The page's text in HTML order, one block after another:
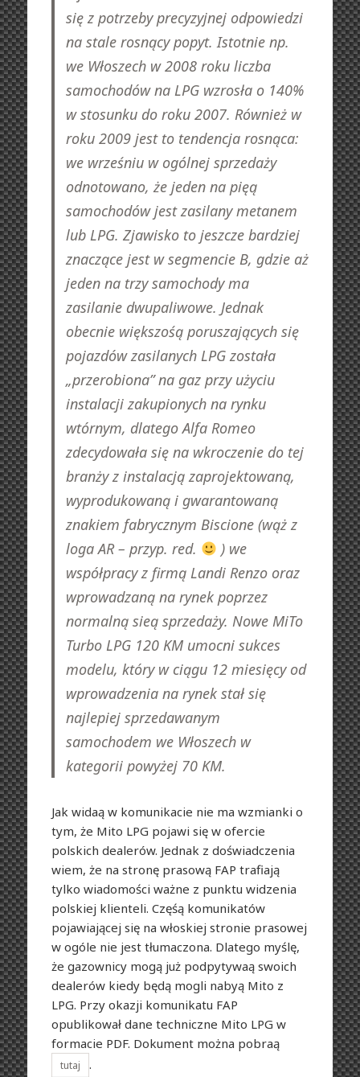
się z potrzeby precyzyjnej odpowiedzi
na stale rosnący popyt. Istotnie np.
we Włoszech w 2008 roku liczba
samochodów na LPG wzrosła o 140%
w stosunku do roku 2007. Również w
roku 2009 jest to tendencja rosnąca:
we wrześniu w ogólnej sprzedaży
odnotowano, że jeden na pięą
samochodów jest zasilany metanem
lub LPG. Zjawisko to jeszcze bardziej
znaczące jest w segmencie B, gdzie aż
jeden na trzy samochody ma
zasilanie dwupaliwowe. Jednak
obecnie większośą poruszających się
pojazdów zasilanych LPG została
„przerobiona” na gaz przy użyciu
instalacji zakupionych na rynku
wtórnym, dlatego Alfa Romeo
zdecydowała się na wkroczenie do tej
branży z instalacją zaprojektowaną,
wyprodukowaną i gwarantowaną
znakiem fabrycznym Biscione (wąż z
loga AR – przyp. red.
) we
współpracy z firmą Landi Renzo oraz
wprowadzaną na rynek poprzez
normalną sieą sprzedaży. Nowe MiTo
Turbo LPG 120 KM umocni sukces
modelu, który w ciągu 12 miesięcy od
wprowadzenia na rynek stał się
najlepiej sprzedawanym
samochodem we Włoszech w
kategorii powyżej 70 KM.
Jak widaą w komunikacie nie ma wzmianki o
tym, że Mito LPG pojawi się w ofercie
polskich dealerów. Jednak z doświadczenia
wiem, że na stronę prasową FAP trafiają
tylko wiadomości ważne z punktu widzenia
polskiej klienteli. Częśą komunikatów
pojawiającej się na włoskiej stronie prasowej
w ogóle nie jest tłumaczona. Dlatego myślę,
że gazownicy mogą już podpytywaą swoich
dealerów kiedy będą mogli nabyą Mito z
LPG. Przy okazji komunikatu FAP
opublikował dane techniczne Mito LPG w
formacie PDF. Dokument można pobraą
tutaj .